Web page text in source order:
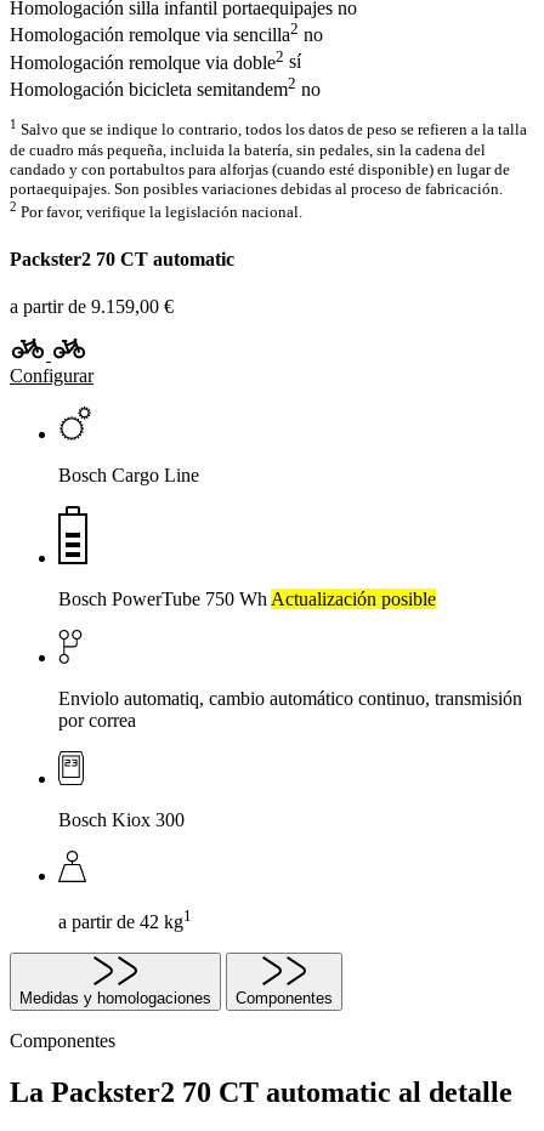
Homologación silla infantil portaequipajes no
Homologación remolque via sencilla2 no
Homologación remolque via doble2 sí
Homologación bicicleta semitandem2 no
1 Salvo que se indique lo contrario, todos los datos de peso se refieren a la talla
de cuadro más pequeña, incluida la batería, sin pedales, sin la cadena del
candado y con portabultos para alforjas (cuando esté disponible) en lugar de
portaequipajes. Son posibles variaciones debidas al proceso de fabricación.
2 Por favor, verifique la legislación nacional.
Packster2 70 CT automatic
a partir de 9.159,00 €
Configurar
Bosch Cargo Line
Bosch PowerTube 750 Wh Actualización posible
Enviolo automatiq, cambio automático continuo, transmisión
por correa
Bosch Kiox 300
a partir de 42 kg1
Medidas y homologaciones Componentes
Componentes
La Packster2 70 CT automatic al detalle